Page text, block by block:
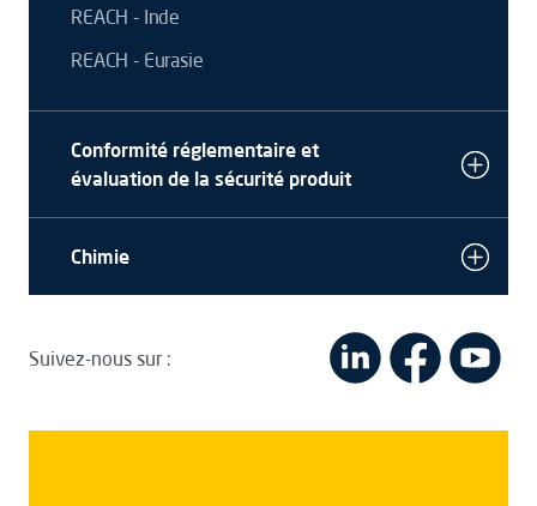
REACH - Inde
REACH - Eurasie
Conformité réglementaire et
évaluation de la sécurité produit
Chimie
Suivez-nous sur :